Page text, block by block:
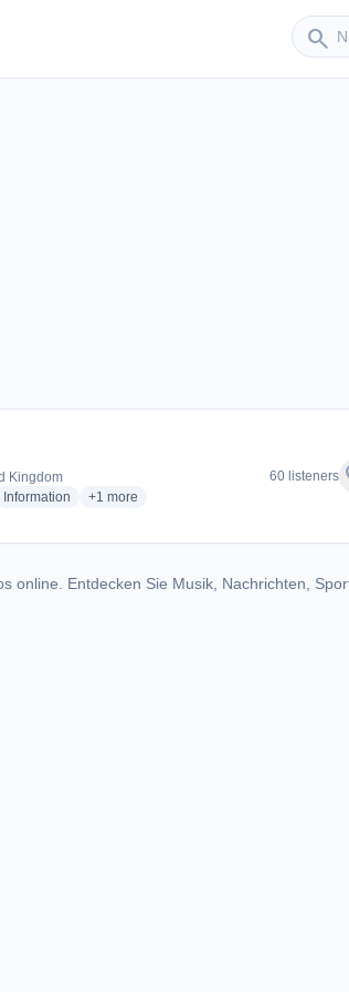
search
Sender
Kingdom
stations
Information radio stations
+1 more genres for BGfm Radio
more
60 listeners
online. Entdecken Sie Musik, Nachrichten,